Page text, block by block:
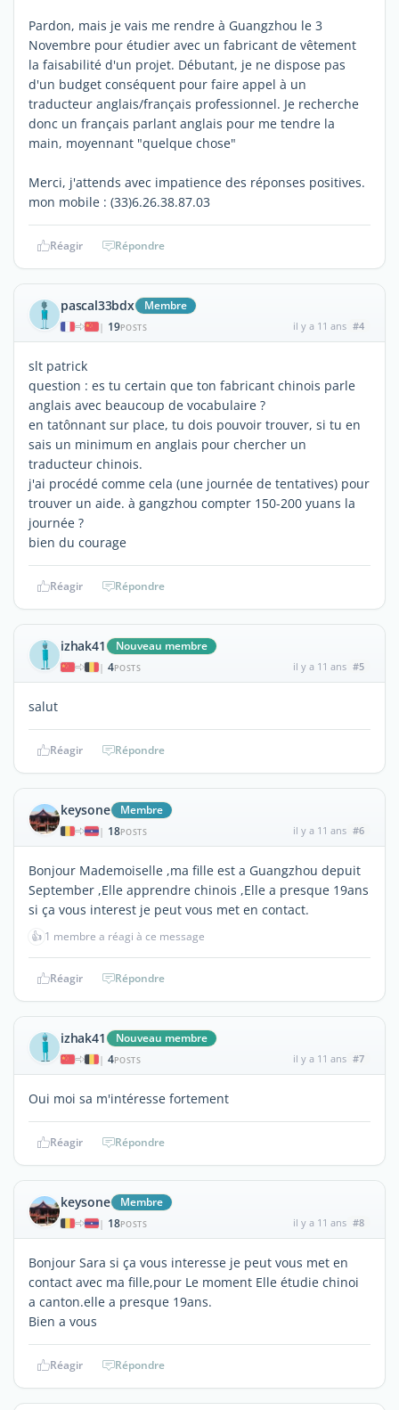
Pardon, mais je vais me rendre à Guangzhou le 3
Novembre pour étudier avec un fabricant de vêtement
la faisabilité d'un projet. Débutant, je ne dispose pas
d'un budget conséquent pour faire appel à un
traducteur anglais/français professionnel. Je recherche
donc un français parlant anglais pour me tendre la
main, moyennant "quelque chose"
Merci, j'attends avec impatience des réponses positives.
mon mobile : (33)6.26.38.87.03
Réagir Répondre
pascal33bdx Membre
| 19POSTS il y a 11 ans #4
slt patrick
question : es tu certain que ton fabricant chinois parle
anglais avec beaucoup de vocabulaire ?
en tatônnant sur place, tu dois pouvoir trouver, si tu en
sais un minimum en anglais pour chercher un
traducteur chinois.
j'ai procédé comme cela (une journée de tentatives) pour
trouver un aide. à gangzhou compter 150-200 yuans la
journée ?
bien du courage
Réagir Répondre
izhak41 Nouveau membre
| 4POSTS il y a 11 ans #5
salut
Réagir Répondre
keysone Membre
| 18POSTS il y a 11 ans #6
Bonjour Mademoiselle ,ma fille est a Guangzhou depuit
September ,Elle apprendre chinois ,Elle a presque 19ans
si ça vous interest je peut vous met en contact.
👍 1 membre a réagi à ce message
Réagir Répondre
izhak41 Nouveau membre
| 4POSTS il y a 11 ans #7
Oui moi sa m'intéresse fortement
Réagir Répondre
keysone Membre
| 18POSTS il y a 11 ans #8
Bonjour Sara si ça vous interesse je peut vous met en
contact avec ma fille,pour Le moment Elle étudie chinoi
a canton.elle a presque 19ans.
Bien a vous
Réagir Répondre